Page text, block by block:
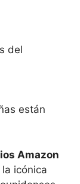
están
Amazon
icónica